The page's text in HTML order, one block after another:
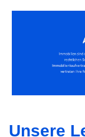
Unsere